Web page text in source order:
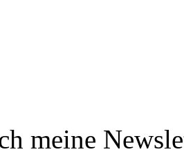
meine